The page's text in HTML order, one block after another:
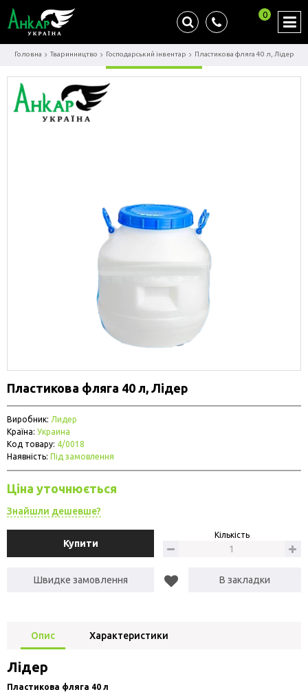
0
Головна Тваринництво Господарський інвентар Пластикова фляга 40 л, Лідер
Пластикова фляга 40 л, Лідер
Виробник: Лидер
Країна: Украина
Код товару: 4/0018
Наявність: Під замовлення
Ціна уточнюється
Знайшли дешевше?
Купити
Кількість
Швидке замовлення В закладки
Опис Характеристики
Лідер
Пластикова фляга 40 л